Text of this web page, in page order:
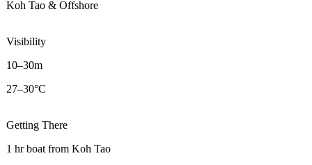
Koh Tao & Offshore
Visibility
10–30m
27–30°C
Getting There
1 hr boat from Koh Tao